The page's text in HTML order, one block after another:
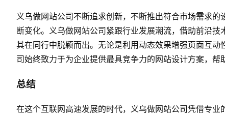
义乌做网站公司不断追求创新，不断推出符合市场需求
断变化。义乌做网站公司紧跟行业发展潮流，借助前沿
其在同行中脱颖而出。无论是利用动态效果增强页面互
司始终致力于为企业提供最具竞争力的网站设计方案，帮
总结
在这个互联网高速发展的时代，义乌做网站公司凭借专